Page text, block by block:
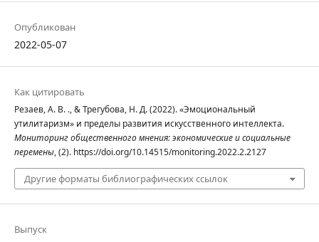
Опубликован
2022-05-07
Как цитировать
Резаев, А. В. ., & Трегубова, Н. Д. (2022). «Эмоциональный
утилитаризм» и пределы развития искусственного интеллекта.
Мониторинг общественного мнения: экономические и социальные
перемены, (2). https://doi.org/10.14515/monitoring.2022.2.2127
Другие форматы библиографических ссылок
Выпуск